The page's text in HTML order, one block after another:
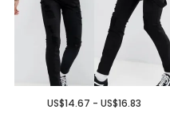
US$14.67 - US$16.83